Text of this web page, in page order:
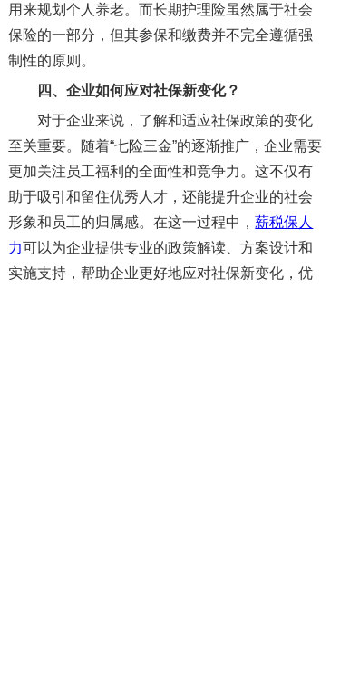
用来规划个人养老。而长期护理险虽然属于社会
保险的一部分，但其参保和缴费并不完全遵循强
制性的原则。
四、企业如何应对社保新变化？
对于企业来说，了解和适应社保政策的变化
至关重要。随着“七险三金”的逐渐推广，企业需要
更加关注员工福利的全面性和竞争力。这不仅有
助于吸引和留住优秀人才，还能提升企业的社会
形象和员工的归属感。在这一过程中，薪税保人
力可以为企业提供专业的政策解读、方案设计和
实施支持，帮助企业更好地应对社保新变化，优